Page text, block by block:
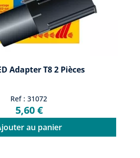
Adapter T8 2 Pièces
Ref : 31072
5,60 €
au panier